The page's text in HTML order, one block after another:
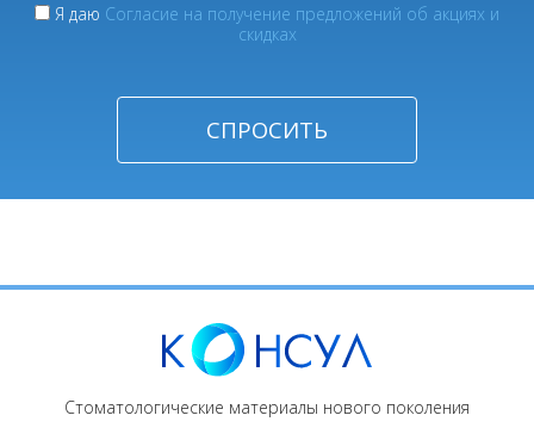
Я даю Согласие на получение предложений об акциях и
скидках
Стоматологические материалы нового поколения